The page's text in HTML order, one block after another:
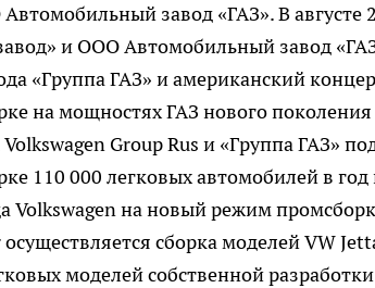
завод «ГАЗ». В августе
и ООО Автомобильный завод
«Группа ГАЗ» и американский
на мощностях ГАЗ нового
Group Rus и «Группа ГАЗ»
110 000 легковых автомобилей в
Volkswagen на новый режим
сборка моделей VW
моделей собственной